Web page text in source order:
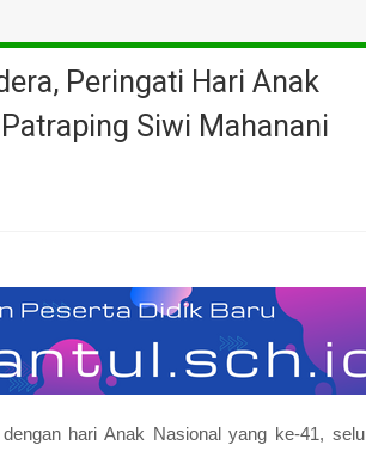
Peringati Hari Anak
Siwi Mahanani
hari Anak Nasional yang ke-41,